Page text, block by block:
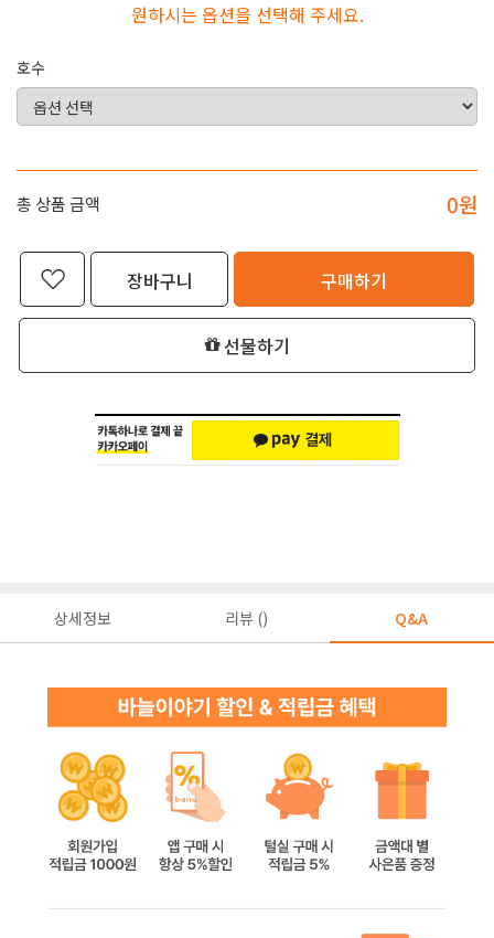
원하시는 옵션을 선택해 주세요.
호수
총 상품 금액 0원
장바구니 구매하기
선물하기
상세정보 리뷰 () Q&A